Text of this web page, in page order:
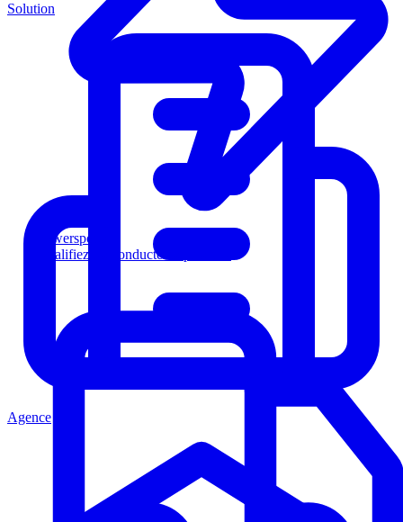
Powersports
Qualifiez les conducteurs plus vite
Solution
Agence